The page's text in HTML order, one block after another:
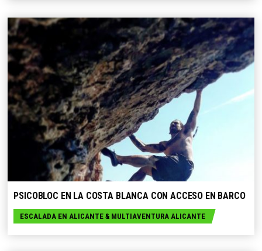
SELECCIONE OPCIONES
PSICOBLOC EN LA COSTA BLANCA CON ACCESO EN BARCO
ESCALADA EN ALICANTE & MULTIAVENTURA ALICANTE